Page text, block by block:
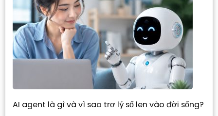
AI agent là gì và vì sao trợ lý số len vào đời sống?